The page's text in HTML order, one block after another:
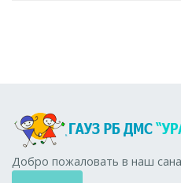
Добро пожаловать в наш